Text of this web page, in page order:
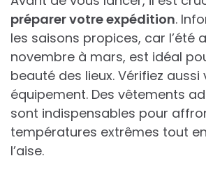
préparer votre expédition.
les saisons propices, car l’été
novembre à mars, est idéal
beauté des lieux. Vérifiez aussi
équipement. Des vêtements
sont indispensables pour
températures extrêmes tout
l’aise.